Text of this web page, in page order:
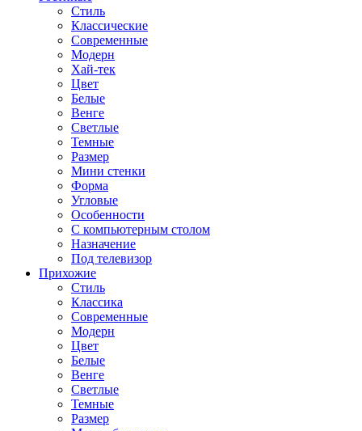
Стиль
Классические
Современные
Модерн
Хай-тек
Цвет
Белые
Венге
Светлые
Темные
Размер
Мини стенки
Форма
Угловые
Особенности
С компьютерным столом
Назначение
Под телевизор
Прихожие
Стиль
Классика
Современные
Модерн
Цвет
Белые
Венге
Светлые
Темные
Размер